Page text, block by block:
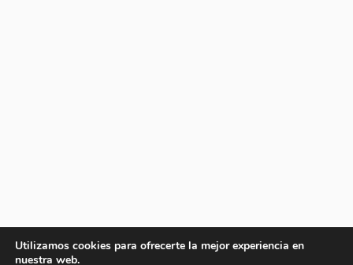
Utilizamos cookies para ofrecerte la mejor experiencia en
nuestra web.